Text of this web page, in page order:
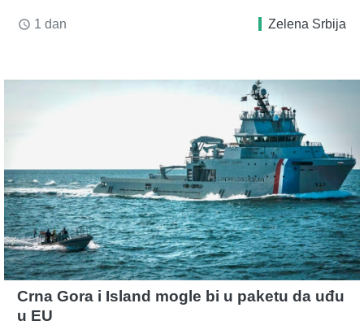
access_time 1 dan Zelena Srbija
Crna Gora i Island mogle bi u paketu da uđu
u EU